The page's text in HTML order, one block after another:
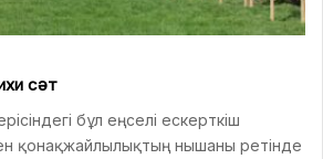
сәт
бұл еңселі ескерткіш
қонақжайлылықтың нышаны ретінде